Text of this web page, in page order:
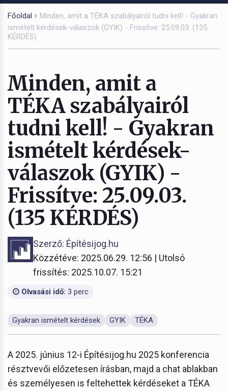
Főoldal
Minden, amit a TÉKA szabályairól tudni kell! - Gyakran
ismételt kérdések-válaszok (GYIK) - Frissítve: 25.09.03. (135
KÉRDÉS)
Minden, amit a
TÉKA szabályairól
tudni kell! - Gyakran
ismételt kérdések-
válaszok (GYIK) -
Frissítve: 25.09.03.
(135 KÉRDÉS)
Szerző: Építésijog.hu
Közzétéve: 2025.06.29. 12:56 | Utolsó
frissítés: 2025.10.07. 15:21
Olvasási idő: 3 perc
Gyakran ismételt kérdések GYIK TÉKA
A 2025. június 12-i Építésijog.hu 2025 konferencia
résztvevői előzetesen írásban, majd a chat ablakban
és személyesen is feltehettek kérdéseket a TÉKA